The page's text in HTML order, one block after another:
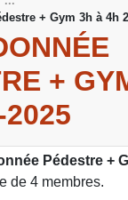
+ Gym 3h à 4h
+
Pédestre +
de 4 membres.